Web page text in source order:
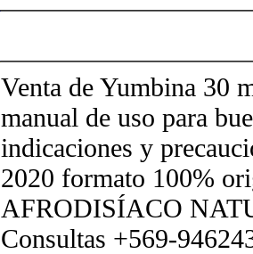
Venta de Yumbina 30
manual de uso para
indicaciones y
2020 formato 100%
AFRODISÍACO
Consultas +569-